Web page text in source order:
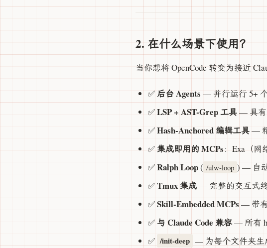
2. 在什么场景下使用？
当你想将 OpenCode 转变为接近
✅后台 Agents — 并行运行 5+
✅LSP + AST-Grep 工具— 具有
✅Hash-Anchored 编辑工具—
✅集成即用的 MCPs：Exa（网
✅Ralph Loop( /ulw-loop ) — 自
✅Tmux 集成— 完整的交互式终
✅Skill-Embedded MCPs — 带
✅ 与 Claude Code 兼容— 所有
✅ /init-deep — 为每个文件夹生